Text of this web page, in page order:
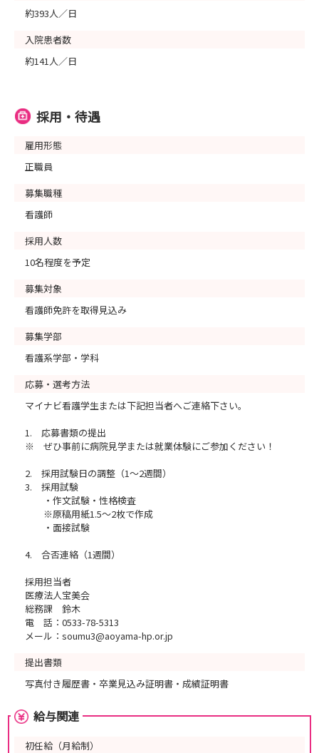
約393人／日
入院患者数
約141人／日
採用・待遇
雇用形態
正職員
募集職種
看護師
採用人数
10名程度を予定
募集対象
看護師免許を取得見込み
募集学部
看護系学部・学科
応募・選考方法
マイナビ看護学生または下記担当者へご連絡下さい。
1. 応募書類の提出
※ ぜひ事前に病院見学または就業体験にご参加ください！
2. 採用試験日の調整（1～2週間）
3. 採用試験
・作文試験・性格検査
※原稿用紙1.5～2枚で作成
・面接試験
4. 合否連絡（1週間）
採用担当者
医療法人宝美会
総務課 鈴木
電 話：0533-78-5313
メール：soumu3@aoyama-hp.or.jp
提出書類
写真付き履歴書・卒業見込み証明書・成績証明書
給与関連
初任給（月給制）